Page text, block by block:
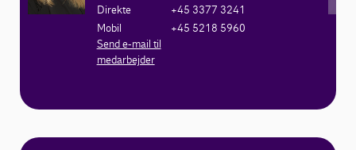
Direkte
+45 3377 3241
Mobil
+45 5218 5960
Send e-mail til
medarbejder